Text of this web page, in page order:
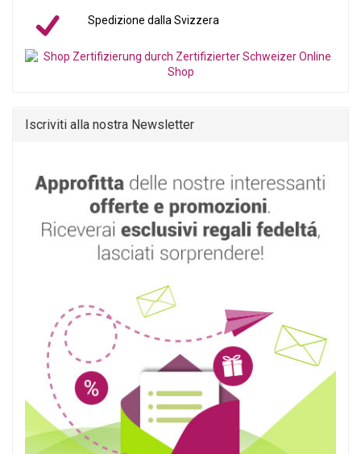
Spedizione dalla Svizzera
Iscriviti alla nostra Newsletter